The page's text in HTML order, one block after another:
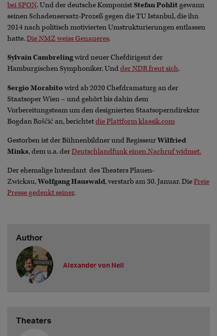
bei SPON. Und der deutsche KomponistStefan Pohlitgewann
seinen Schadensersatz-Prozeß gegen die TU Istanbul, die ihn
2014 nach politisch motivierten Umstrukturierungen entlassen
hatte.Die NMZ weiss Genaueres.
Sylvain Cambrelingwird neuer Chefdirigent der
Hamburgischen Symphoniker. Undder NDR freut sich.
Sergio Morabitowird ab 2020 Chefdramaturg an der
Staatsoper Wien – und gehört bis dahin dem
Vorbereitungsteam um den designierten Staatsoperndirektor
Bogdan Roščić an, berichtetdie Plattform klassik.com
Gestorben ist der Bühnenbildner und RegisseurWilfried
Minks, dem u.a. derDeutschlandfunk einen Nachruf widmet.
Der ehemalige Intendant des Theaters Plauen-
Zwickau,Wolfgang Hauswald, verstarb am 30. Januar. DieFreie
Presse gedenkt seiner.
Author
Alexander von Nell
Theaters